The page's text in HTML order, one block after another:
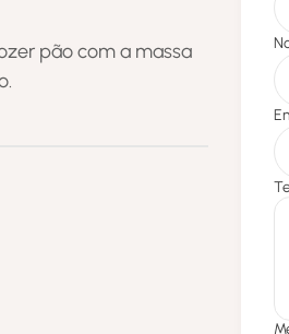
pão com a massa